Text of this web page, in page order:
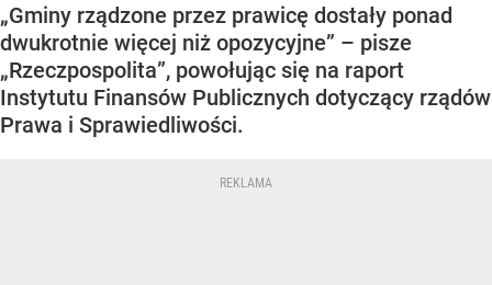
„Gminy rządzone przez prawicę dostały ponad
dwukrotnie więcej niż opozycyjne” – pisze
„Rzeczpospolita”, powołując się na raport
Instytutu Finansów Publicznych dotyczący rządów
Prawa i Sprawiedliwości.